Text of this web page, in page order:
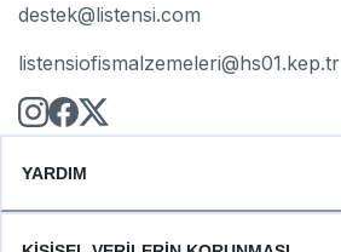
destek@listensi.com
listensiofismalzemeleri@hs01.kep.tr
YARDIM